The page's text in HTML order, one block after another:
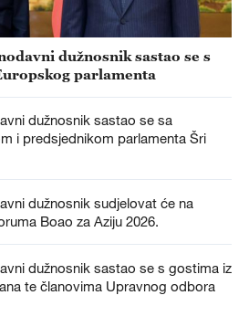
dužnosnik sastao se s
parlamenta
dužnosnik sastao se sa
i predsjednikom parlamenta Šri
dužnosnik sudjelovat će na
Boao za Aziju 2026.
dužnosnik sastao se s gostima iz
te članovima Upravnog odbora